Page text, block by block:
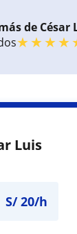
de César
★★★★
Luis
S/20/h